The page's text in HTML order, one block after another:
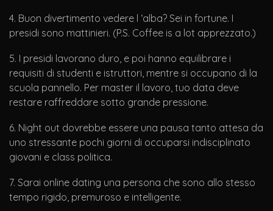
4. Buon divertimento vedere l ‘alba? Sei in fortune. I
presidi sono mattinieri. (P.S. Coffee is a lot apprezzato.)
5. I presidi lavorano duro, e poi hanno equilibrare i
requisiti di studenti e istruttori, mentre si occupano di la
scuola pannello. Per master il lavoro, tuo data deve
restare raffreddare sotto grande pressione.
6. Night out dovrebbe essere una pausa tanto attesa da
uno stressante pochi giorni di occuparsi indisciplinato
giovani e class politica.
7. Sarai online dating una persona che sono allo stesso
tempo rigido, premuroso e intelligente.